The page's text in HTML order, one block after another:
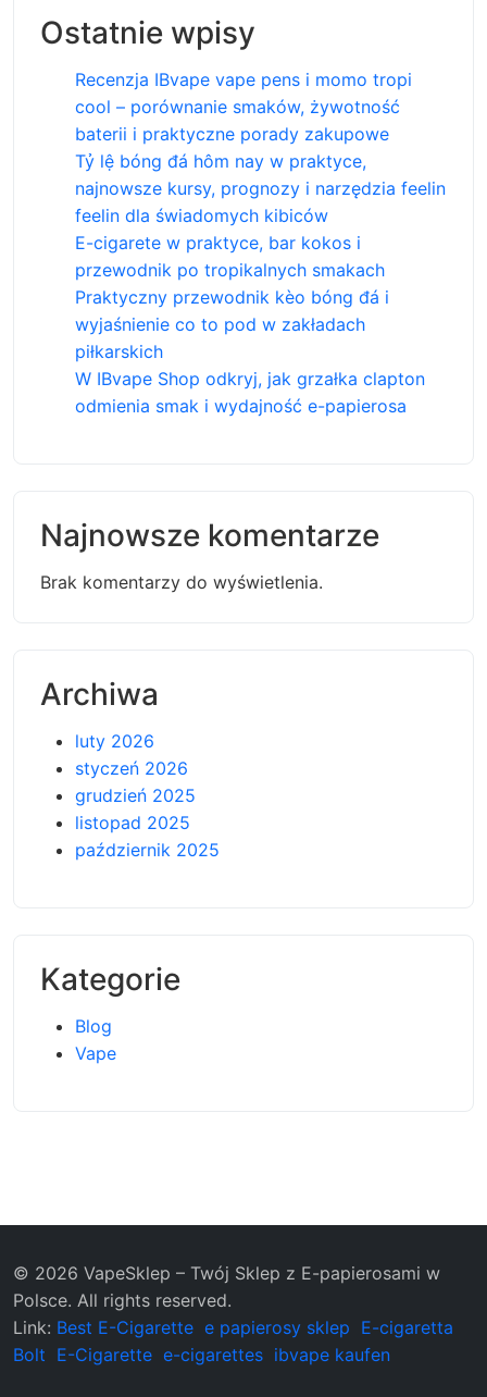
Ostatnie wpisy
Recenzja IBvape vape pens i momo tropi
cool – porównanie smaków, żywotność
baterii i praktyczne porady zakupowe
Tỷ lệ bóng đá hôm nay w praktyce,
najnowsze kursy, prognozy i narzędzia feelin
feelin dla świadomych kibiców
E-cigarete w praktyce, bar kokos i
przewodnik po tropikalnych smakach
Praktyczny przewodnik kèo bóng đá i
wyjaśnienie co to pod w zakładach
piłkarskich
W IBvape Shop odkryj, jak grzałka clapton
odmienia smak i wydajność e-papierosa
Najnowsze komentarze
Brak komentarzy do wyświetlenia.
Archiwa
luty 2026
styczeń 2026
grudzień 2025
listopad 2025
październik 2025
Kategorie
Blog
Vape
© 2026 VapeSklep – Twój Sklep z E-papierosami w
Polsce. All rights reserved.
Link: Best E-Cigarette e papierosy sklep E-cigaretta
Bolt E-Cigarette e-cigarettes ibvape kaufen